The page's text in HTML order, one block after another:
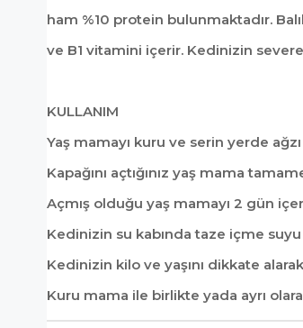
ham %10 protein bulunmaktadır.
ve B1 vitamini içerir. Kedinizin
KULLANIM
Yaş mamayı kuru ve serin yerde
Kapağını açtığınız yaş mama
Açmış olduğu yaş mamayı 2 gün
Kedinizin su kabında taze içme
Kedinizin kilo ve yaşını dikkate
Kuru mama ile birlikte yada ayrı